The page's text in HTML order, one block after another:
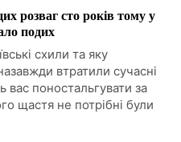
розваг сто років тому у
подих
схили та яку
втратили сучасні
вас поностальгувати за
щастя не потрібні були